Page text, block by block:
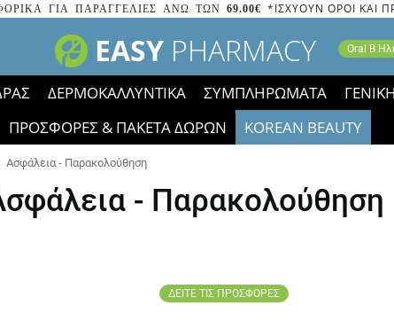
ΓΙΑ ΠΑΡΑΓΓΕΛΙΕΣ ΑΝΩ ΤΩΝ 69.00€ *ΙΣΧΥΟΥΝ ΟΡΟΙ ΚΑΙ
EASY PHARMACY Oral B
ΔΕΡΜΟΚΑΛΛΥΝΤΙΚΑ ΣΥΜΠΛΗΡΩΜΑΤΑ
ΠΡΟΣΦΟΡΕΣ & ΠΑΚΕΤΑ ΔΩΡΩΝ
KOREAN BEAUTY
τα εικονίδια των εκπτώσεων έφυγαν, οι χαμηλές μας
Ασφάλεια - Παρακολούθηση
- Παρακολούθηση
ΔΕΙΤΕ ΤΙΣ ΠΡΟΣΦΟΡΕΣ